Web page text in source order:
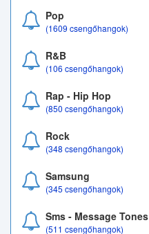
Pop
(1609 csengőhangok)
R&B
(106 csengőhangok)
Rap - Hip Hop
(850 csengőhangok)
Rock
(348 csengőhangok)
Samsung
(345 csengőhangok)
Sms - Message Tones
(511 csengőhangok)